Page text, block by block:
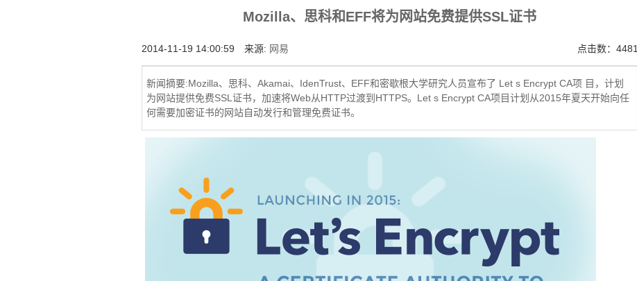
Mozilla、思科和EFF将为网站免费提供SSL证书
点击数：4481
2014-11-19 14:00:59 来源: 网易
新闻摘要:Mozilla、思科、Akamai、IdenTrust、EFF和密歇根大学研究人员宣布了 Let s Encrypt CA项 目，计划
为网站提供免费SSL证书，加速将Web从HTTP过渡到HTTPS。Let s Encrypt CA项目计划从2015年夏天开始向任
何需要加密证书的网站自动发行和管理免费证书。